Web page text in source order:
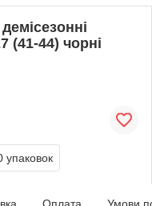
(41-44) чорні
упаковок
Оплата Умови